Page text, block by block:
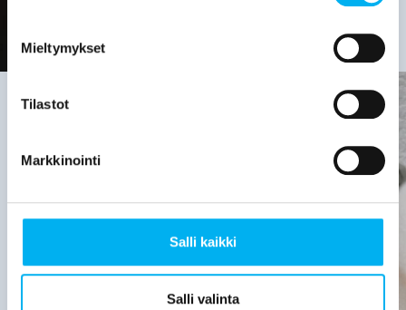
Mieltymykset
Tilastot
Markkinointi
Salli kaikki
Salli valinta
Viemäriremontin
hyvä
selvittää,
kun: